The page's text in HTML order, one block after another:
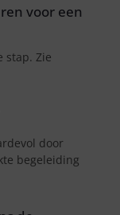
voor een
stap. Zie
door
begeleiding